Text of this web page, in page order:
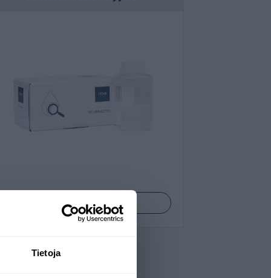
Tietoja
laadukkaita laitteistoja käyttäen.
Katso tuotteet